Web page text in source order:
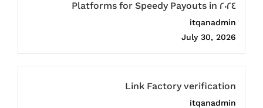
Platforms for Speedy Payouts in 2024
itqanadmin
July 30, 2026
Link Factory verification
itqanadmin